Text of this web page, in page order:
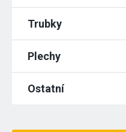
Trubky
Plechy
Ostatní